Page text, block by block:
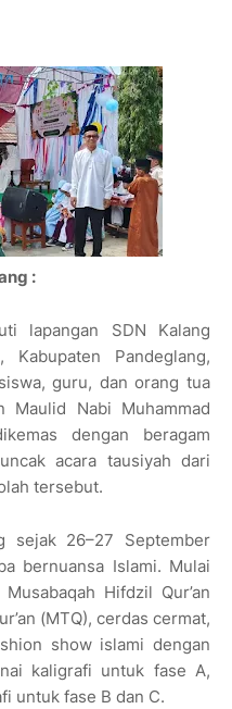
:
lapangan SDN Kalang
Kabupaten Pandeglang,
guru, dan orang tua
Maulid Nabi Muhammad
dengan beragam
acara tausiyah dari
tersebut.
sejak 26–27 September
bernuansa Islami. Mulai
Hifdzil Qur’an
(MTQ), cerdas cermat,
show islami dengan
kaligrafi untuk fase A,
untuk fase B dan C.